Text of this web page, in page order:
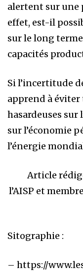
alertent sur une
effet, est-il
sur le long
capacités
Si l’incertitude
apprend à
hasardeuses sur
sur l’économie
l’énergie
Article
l’AISP et
Sitographie :
– https://